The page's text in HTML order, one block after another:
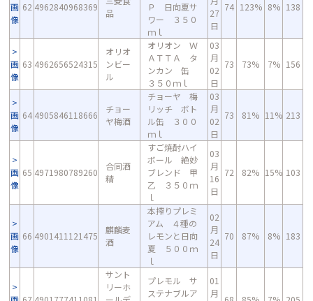
画
像
62 4962840968369
品
Ｐ 日向夏サ
ワー ３５０
ｍｌ
27
日
74 123% 8% 138
画
像
63 4962656524315
オリオ
ンビー
ル
オリオン Ｗ
ＡＴＴＡ タ
ンカン 缶
３５０ｍｌ
03
月
02
日
73 73% 7% 156
画
像
64 4905846118666
チョー
ヤ梅酒
チョーヤ 梅
リッチ ボト
ル缶 ３００
ｍｌ
03
月
02
日
73 81% 11% 213
画
像
65 4971980789260
合同酒
精
すご焼酎ハイ
ボール 絶妙
ブレンド 甲
乙 ３５０ｍ
ｌ
03
月
16
日
72 82% 15% 103
画
像
66 4901411121475
麒麟麦
酒
本搾りプレミ
アム ４種の
レモンと日向
夏 ５００ｍ
ｌ
02
月
24
日
70 87% 8% 183
サント
リーホ
プレモル サ
ステナブルア
01
月